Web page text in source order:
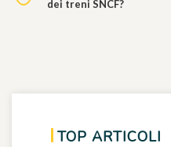
dei treni SNCF?
TOP ARTICOLI